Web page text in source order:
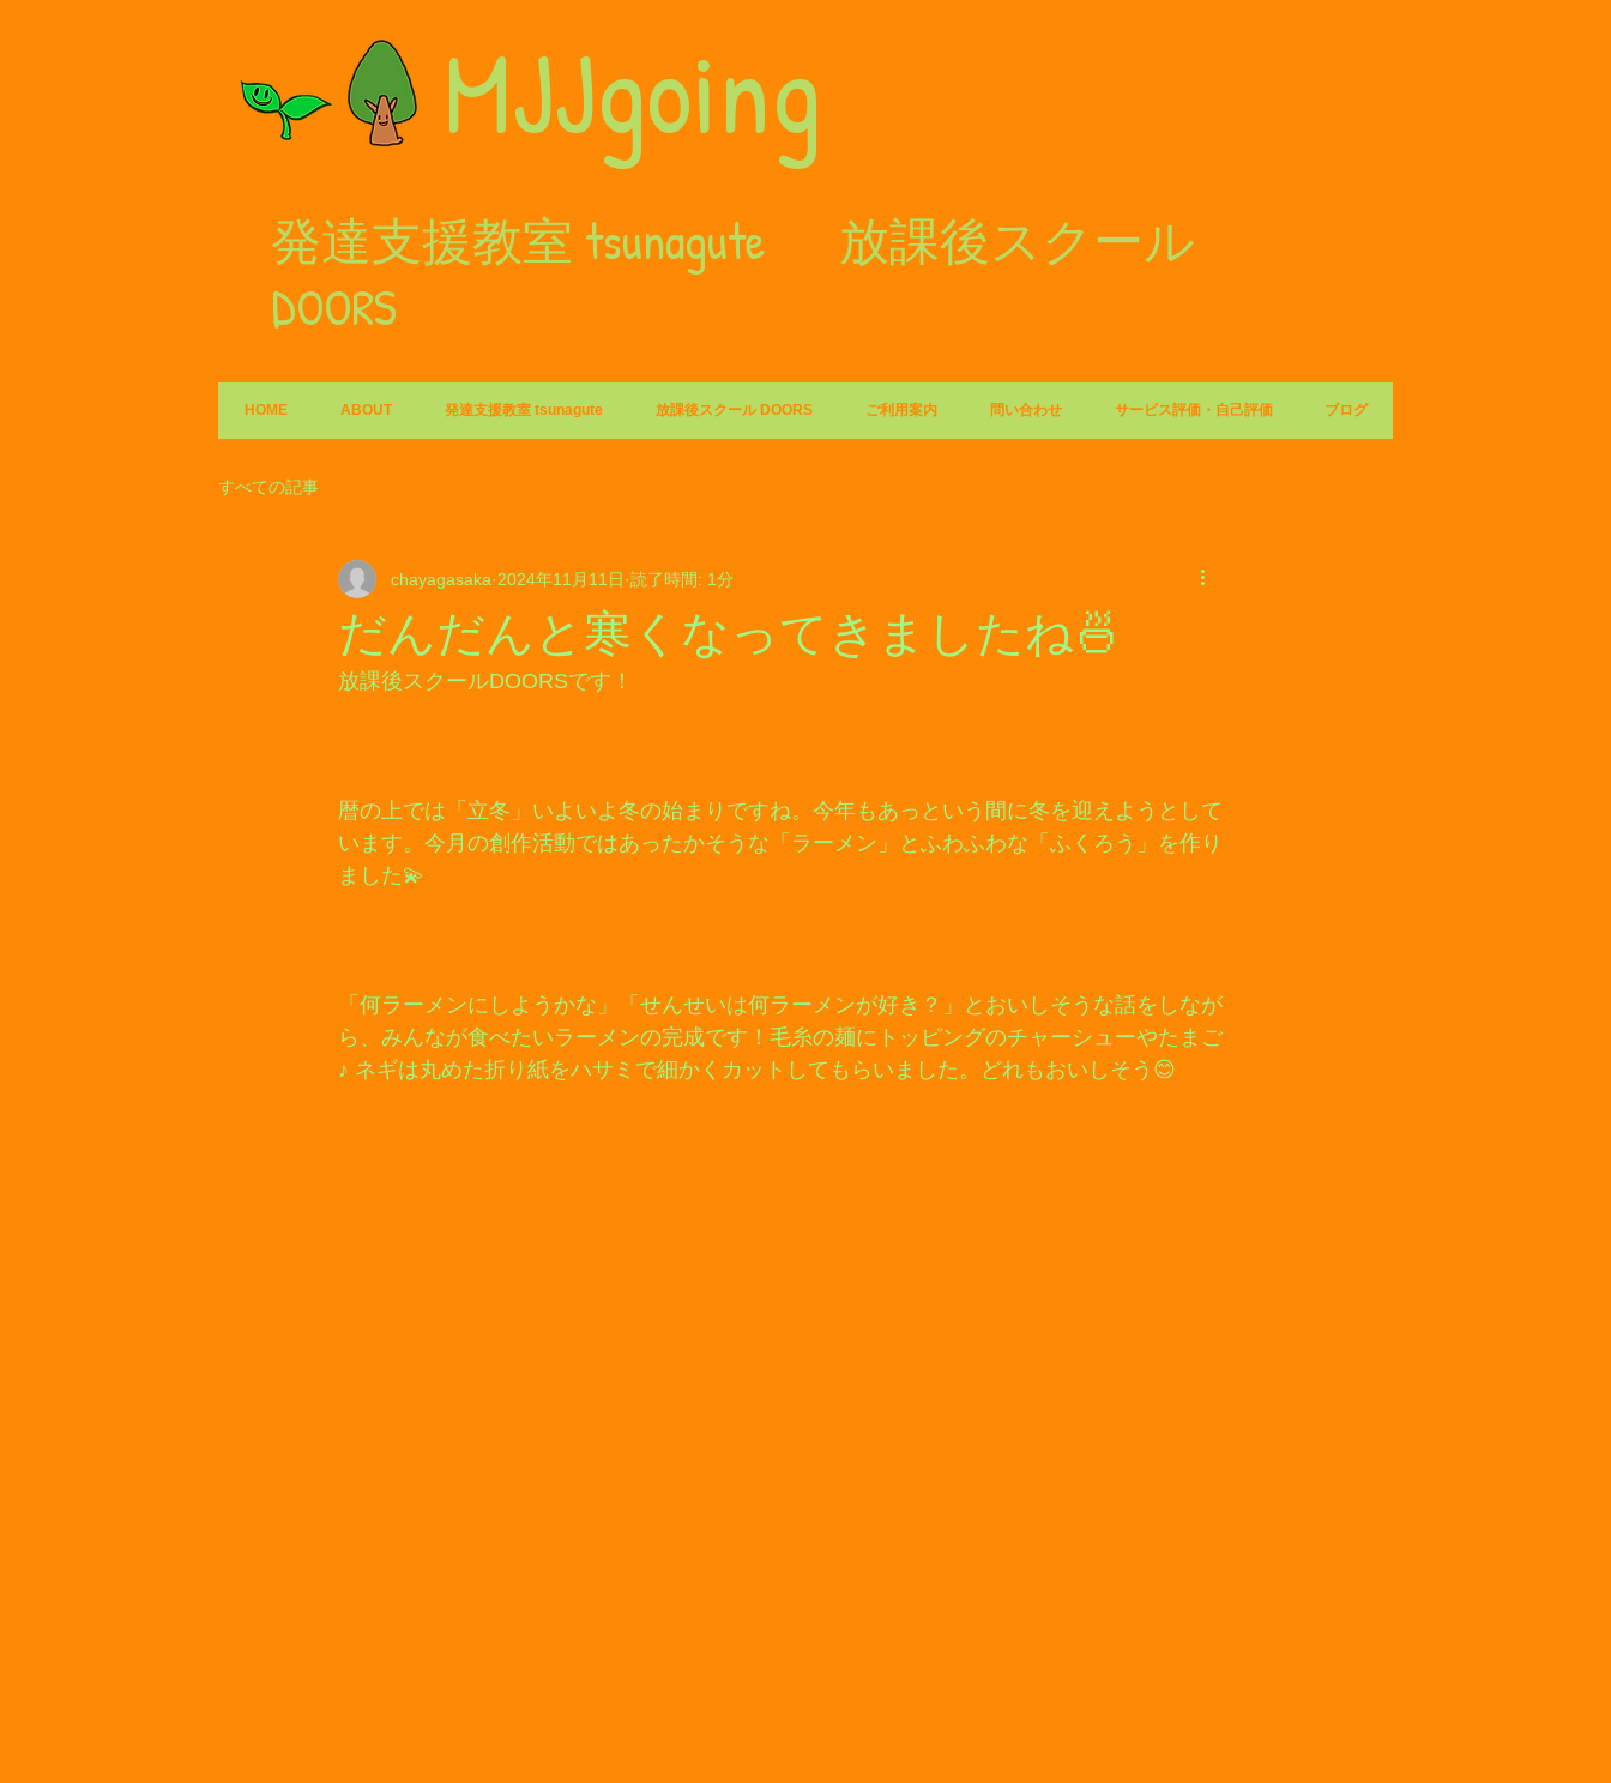
MJJgoing
発達支援教室 tsunagute 放課後スクール
DOORS
HOME ABOUT 発達支援教室 tsunagute 放課後スクール DOORS ご利用案内 問い合わせ サービス評価・自己評価 ブログ
すべての記事
だんだんと寒くなってきましたね🍜
chayagasaka 2024年11月11日 読了時間: 1分
放課後スクールDOORSです！
暦の上では「立冬」いよいよ冬の始まりですね。今年もあっという間に冬を迎えようとして
います。今月の創作活動ではあったかそうな「ラーメン」とふわふわな「ふくろう」を作り
ました💫
「何ラーメンにしようかな」「せんせいは何ラーメンが好き？」とおいしそうな話をしなが
ら、みんなが食べたいラーメンの完成です！毛糸の麺にトッピングのチャーシューやたまご
♪ ネギは丸めた折り紙をハサミで細かくカットしてもらいました。どれもおいしそう😊